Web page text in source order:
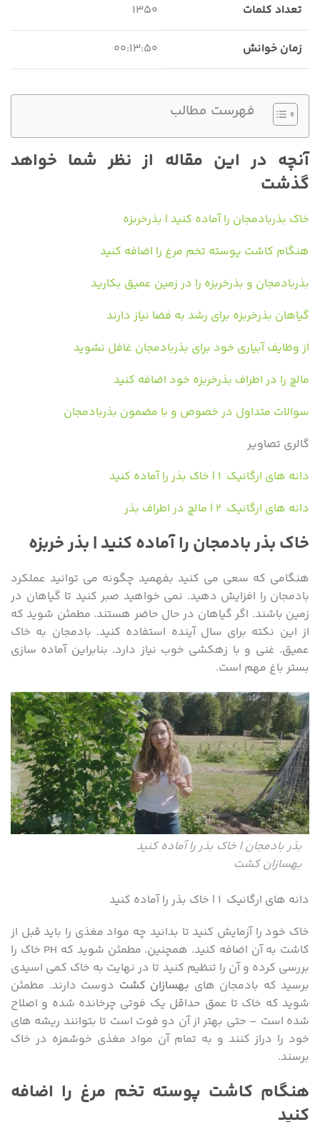
تعداد کلمات ۱۳۵۰
زمان خوانش ۰۰:۱۳:۵۰
فهرست مطالب
آنچه در این مقاله از نظر شما خواهد
گذشت
خاک بذربادمجان را آماده کنید | بذرخربزه
هنگام کاشت پوسته تخم مرغ را اضافه کنید
بذربادمجان و بذرخربزه را در زمین عمیق بکارید
گیاهان بذرخربزه برای رشد به فضا نیاز دارند
از وظایف آبیاری خود برای بذربادمجان غافل نشوید
مالچ را در اطراف بذرخربزه خود اضافه کنید
سوالات متداول در خصوص و با مضمون بذربادمجان
گالری تصاویر
دانه های ارگانیک ۱ | خاک بذر را آماده کنید
دانه های ارگانیک ۲ | مالچ در اطراف بذر
خاک بذر بادمجان را آماده کنید | بذر خربزه
هنگامی که سعی می کنید بفهمید چگونه می توانید عملکرد
بادمجان را افزایش دهید. نمی خواهید صبر کنید تا گیاهان در
زمین باشند. اگر گیاهان در حال حاضر هستند. مطمئن شوید که
از این نکته برای سال آینده استفاده کنید. بادمجان به خاک
عمیق. غنی و با زهکشی خوب نیاز دارد. بنابراین آماده سازی
بستر باغ مهم است.
بذر بادمجان | خاک بذر را آماده کنید
بهسازان کشت
دانه های ارگانیک ۱ | خاک بذر را آماده کنید
خاک خود را آزمایش کنید تا بدانید چه مواد مغذی را باید قبل از
کاشت به آن اضافه کنید. همچنین. مطمئن شوید که PH خاک را
بررسی کرده و آن را تنظیم کنید تا در نهایت به خاک کمی اسیدی
برسید که بادمجان های بهسازان کشت دوست دارند. مطمئن
شوید که خاک تا عمق حداقل یک فوتی چرخانده شده و اصلاح
شده است – حتی بهتر از آن دو فوت است تا بتوانند ریشه های
خود را دراز کنند و به تمام آن مواد مغذی خوشمزه در خاک
برسند.
هنگام کاشت پوسته تخم مرغ را اضافه
کنید